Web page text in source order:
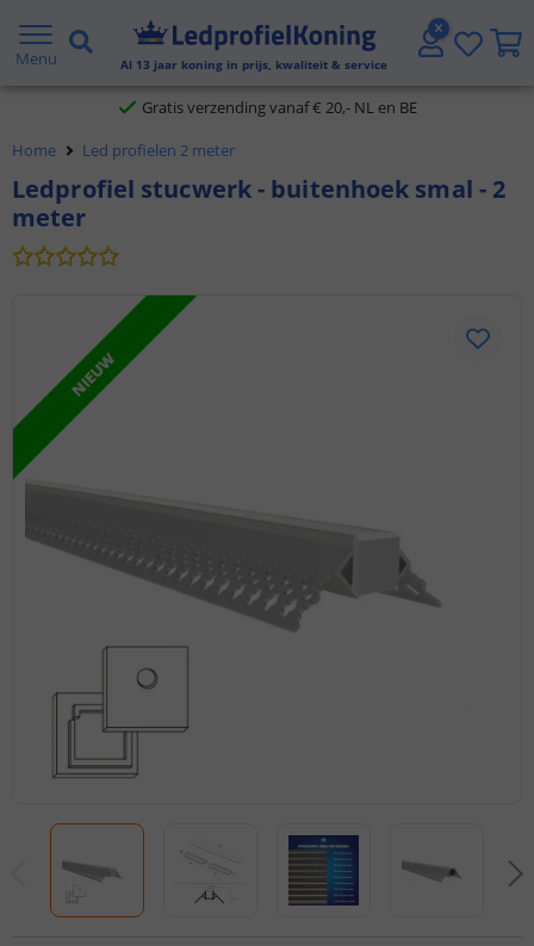
Menu Al 13 jaar koning in prijs, kwaliteit & service
2 jaar garantie
Gratis verzending vanaf € 20,- NL en BE
Klantbeoordeling 9.1
Home Led profielen 2 meter
Ledprofiel stucwerk - buitenhoek smal - 2
meter
NIEUW